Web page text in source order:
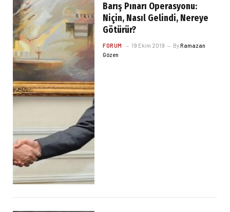
Barış Pınarı Operasyonu:
Niçin, Nasıl Gelindi, Nereye
Götürür?
FORUM 19 Ekim 2019 ByRamazan
Gözen